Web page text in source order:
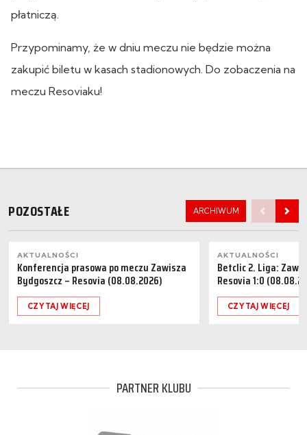
płatniczą.
Przypominamy, że w dniu meczu nie będzie można
zakupić biletu w kasach stadionowych. Do zobaczenia na
meczu Resoviaku!
POZOSTAŁE ARCHIWUM
AKTUALNOŚCI
Konferencja prasowa po meczu Zawisza
Bydgoszcz – Resovia (08.08.2026)
CZYTAJ WIĘCEJ
AKTUALNOŚCI
Betclic 2. Liga:
Resovia 1:0
CZYTAJ WIĘCEJ
PARTNER KLUBU